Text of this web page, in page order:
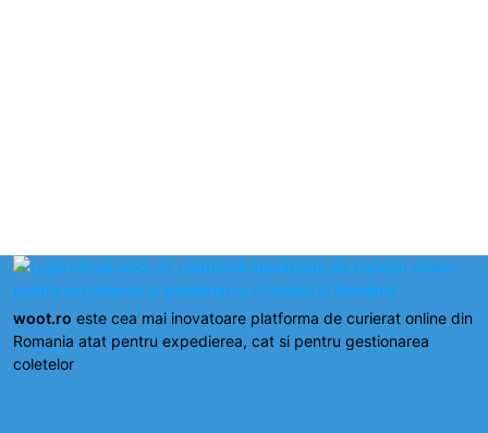
woot.ro este cea mai inovatoare platforma de curierat online din
Romania atat pentru expedierea, cat si pentru gestionarea
coletelor